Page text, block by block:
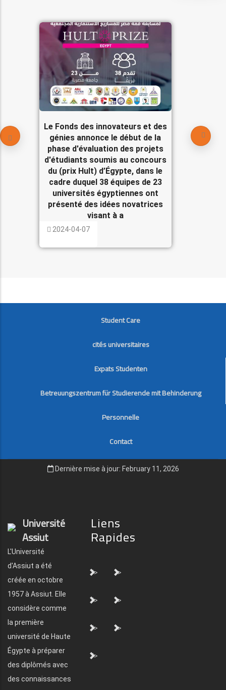
Le Fonds des innovateurs et des
génies annonce le début de la
phase d'évaluation des projets
d'étudiants soumis au concours
du (prix Hult) d’Égypte, dans le
cadre duquel 38 équipes de 23
universités égyptiennes ont
présenté des idées novatrices
visant à a
2024-04-07
FOOTER
Student Care
cités universitaires
Expats Studenten
Betreuungszentrum für Studierende mit Behinderung
Personnelle
Contact
Dernière mise à jour: February 11, 2026
Université
Assiut
L'Université
d'Assiut a été
créée en octobre
1957 à Assiut. Elle
considère comme
la première
université de Haute
Égypte à préparer
des diplômés avec
des connaissances
Liens
Rapides
"> ">
"> ">
"> ">
">